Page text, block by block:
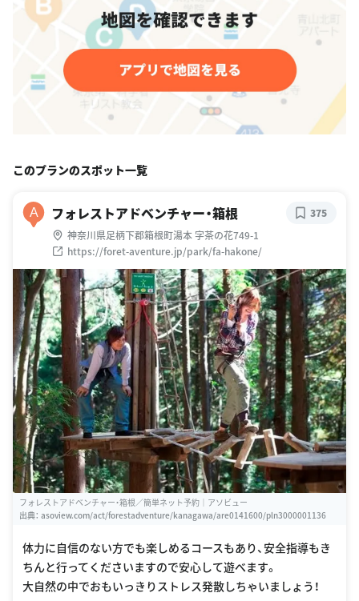
このプランのスポット一覧
A フォレストアドベンチャー・箱根
神奈川県足柄下郡箱根町湯本 字茶の花749-1
https://foret-aventure.jp/park/fa-hakone/
375
フォレストアドベンチャー・箱根／簡単ネット予約｜アソビュー
出典： asoview.com/act/forestadventure/kanagawa/are0141600/pln3000001136
体力に自信のない方でも楽しめるコースもあり、安全指導もき
ちんと行ってくださいますので安心して遊べます。
大自然の中でおもいっきりストレス発散しちゃいましょう！